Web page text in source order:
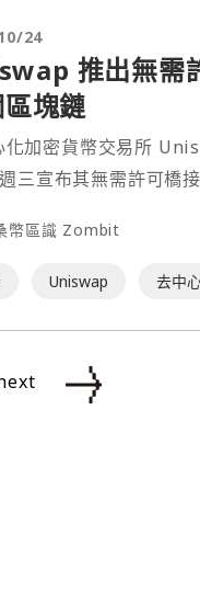
24
推出無需
塊鏈
化加密貨幣交易所
三宣布其無需許可橋
）已經上線，用戶可
Wallet 進行跨鏈資
幣區識 Zombit
Uniswap 去中